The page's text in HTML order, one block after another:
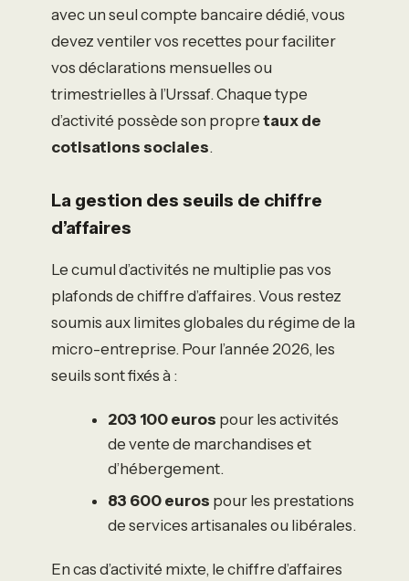
avec un seul compte bancaire dédié, vous
devez ventiler vos recettes pour faciliter
vos déclarations mensuelles ou
trimestrielles à l’Urssaf. Chaque type
d’activité possède son propre taux de
cotisations sociales.
La gestion des seuils de chiffre
d’affaires
Le cumul d’activités ne multiplie pas vos
plafonds de chiffre d’affaires. Vous restez
soumis aux limites globales du régime de la
micro-entreprise. Pour l’année 2026, les
seuils sont fixés à :
203 100 euros pour les activités
de vente de marchandises et
d’hébergement.
83 600 euros pour les prestations
de services artisanales ou libérales.
En cas d’activité mixte, le chiffre d’affaires